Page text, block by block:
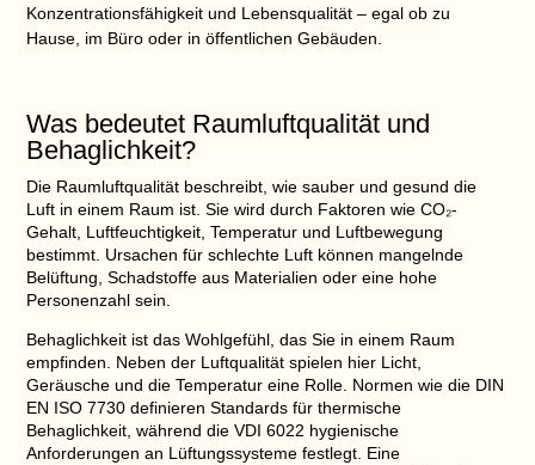
Konzentrationsfähigkeit und Lebensqualität – egal ob zu
Hause, im Büro oder in öffentlichen Gebäuden.
Was bedeutet Raumluftqualität und
Behaglichkeit?
Die Raumluftqualität beschreibt, wie sauber und gesund die
Luft in einem Raum ist. Sie wird durch Faktoren wie CO₂-
Gehalt, Luftfeuchtigkeit, Temperatur und Luftbewegung
bestimmt. Ursachen für schlechte Luft können mangelnde
Belüftung, Schadstoffe aus Materialien oder eine hohe
Personenzahl sein.
Behaglichkeit ist das Wohlgefühl, das Sie in einem Raum
empfinden. Neben der Luftqualität spielen hier Licht,
Geräusche und die Temperatur eine Rolle. Normen wie die DIN
EN ISO 7730 definieren Standards für thermische
Behaglichkeit, während die VDI 6022 hygienische
Anforderungen an Lüftungssysteme festlegt. Eine